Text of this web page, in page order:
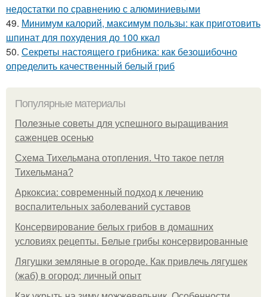
недостатки по сравнению с алюминиевыми
49. Минимум калорий, максимум пользы: как приготовить
шпинат для похудения до 100 ккал
50. Секреты настоящего грибника: как безошибочно
определить качественный белый гриб
Популярные материалы
Полезные советы для успешного выращивания
саженцев осенью
Схема Тихельмана отопления. Что такое петля
Тихельмана?
Аркоксиа: современный подход к лечению
воспалительных заболеваний суставов
Консервирование белых грибов в домашних
условиях рецепты. Белые грибы консервированные
Лягушки земляные в огороде. Как привлечь лягушек
(жаб) в огород: личный опыт